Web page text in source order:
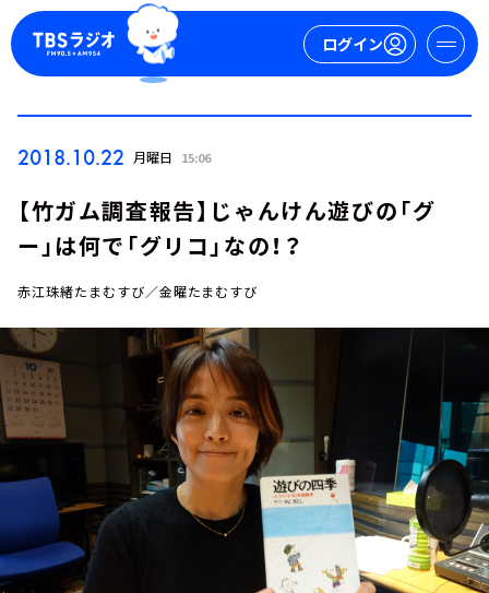
ログイン
今日の番組表
週間番組表
トピックス
TBS Podcast
お知らせ
イベント・グッズ
YouTube
会社情報
2018.10.22 月曜日 15:06
【竹ガム調査報告】じゃんけん遊びの「グ
ー」は何で「グリコ」なの！？
赤江珠緒たまむすび／金曜たまむすび